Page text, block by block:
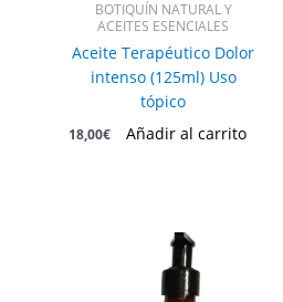
BOTIQUÍN NATURAL Y
ACEITES ESENCIALES
Aceite Terapéutico Dolor
intenso (125ml) Uso
tópico
18,00€ Añadir al carrito